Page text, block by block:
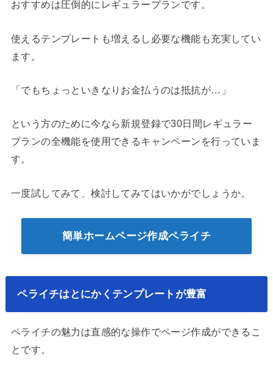
おすすめは圧倒的にレギュラープランです。
使えるテンプレートも増えるし必要な機能も充実してい
ます。
「でもちょっといきなりお金払うのは抵抗が…」
という方のために今なら新規登録で30日間レギュラー
プランの全機能を使用できるキャンペーンを行っていま
す。
一度試してみて、検討してみてはいかがでしょうか。
簡単ホームページ作成ペライチ
ペライチはとにかくテンプレートが豊富
ペライチの魅力は直感的な操作でページ作成ができるこ
とです。